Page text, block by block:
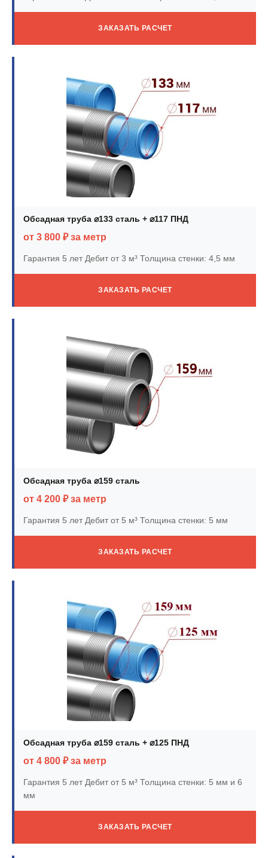
ЗАКАЗАТЬ РАСЧЕТ
Обсадная труба ⌀133 сталь + ⌀117 ПНД
от 3 800 ₽ за метр
Гарантия 5 летДебит от 3 м³ Толщина стенки: 4,5 мм
ЗАКАЗАТЬ РАСЧЕТ
Обсадная труба ⌀159 сталь
от 4 200 ₽ за метр
Гарантия 5 летДебит от 5 м³ Толщина стенки: 5 мм
ЗАКАЗАТЬ РАСЧЕТ
Обсадная труба ⌀159 сталь + ⌀125 ПНД
от 4 800 ₽ за метр
Гарантия 5 летДебит от 5 м³ Толщина стенки: 5 мм и 6
мм
ЗАКАЗАТЬ РАСЧЕТ